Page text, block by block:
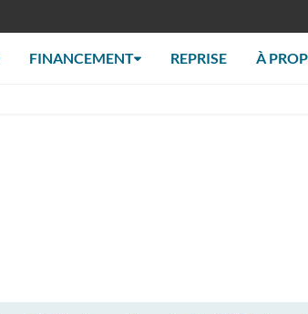
FINANCEMENT REPRISE À